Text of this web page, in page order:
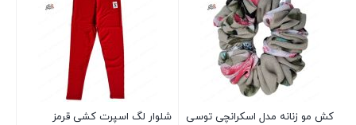
کش مو زنانه مدل اسکرانچی توسی شلوار لگ اسپرت کشی قرمز